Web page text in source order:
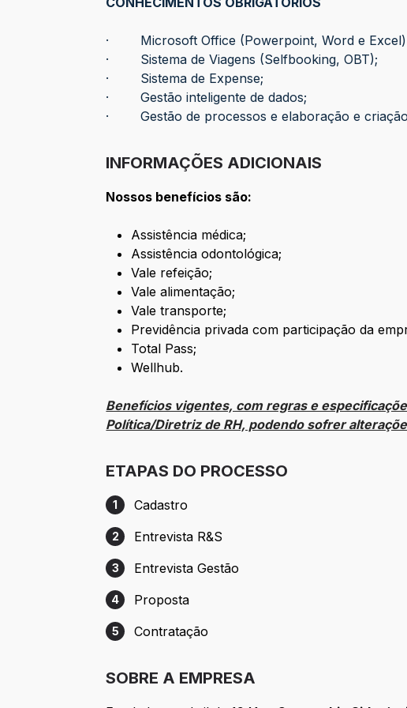
· Microsoft Office (Powerpoint, Word e Excel)
· Sistema de Viagens (Selfbooking, OBT);
· Sistema de Expense;
· Gestão inteligente de dados;
· Gestão de processos e elaboração e criação
INFORMAÇÕES ADICIONAIS
Nossos benefícios são:
Assistência médica;
Assistência odontológica;
Vale refeição;
Vale alimentação;
Vale transporte;
Previdência privada com participação da
Total Pass;
Wellhub.
Benefícios vigentes, com regras e
Política/Diretriz de RH, podendo sofrer
ETAPAS DO PROCESSO
Etapa 1: Cadastro
1 Cadastro
Etapa 2: Entrevista R&S
2 Entrevista R&S
Etapa 3: Entrevista Gestão
3 Entrevista Gestão
Etapa 4: Proposta
4 Proposta
Etapa 5: Contratação
5 Contratação
SOBRE A EMPRESA